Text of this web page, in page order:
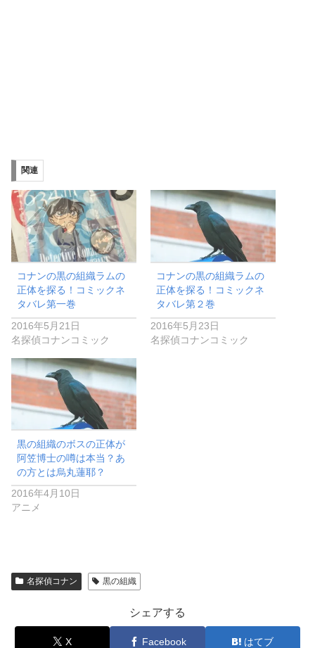
関連
コナンの黒の組織ラムの
正体を探る！コミックネ
タバレ第一巻
2016年5月21日
名探偵コナンコミック
コナンの黒の組織ラムの
正体を探る！コミックネ
タバレ第２巻
2016年5月23日
名探偵コナンコミック
黒の組織のボスの正体が
阿笠博士の噂は本当？あ
の方とは烏丸蓮耶？
2016年4月10日
アニメ
名探偵コナン 黒の組織
シェアする
X Facebook はてブ